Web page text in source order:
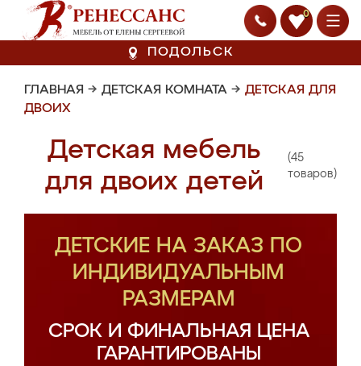
0
ПОДОЛЬСК
ГЛАВНАЯ → ДЕТСКАЯ КОМНАТА → ДЕТСКАЯ ДЛЯ
ДВОИХ
Детская мебель
для двоих детей
(45
товаров)
ДЕТСКИЕ НА ЗАКАЗ ПО
ИНДИВИДУАЛЬНЫМ
РАЗМЕРАМ
СРОК И ФИНАЛЬНАЯ ЦЕНА
ГАРАНТИРОВАНЫ